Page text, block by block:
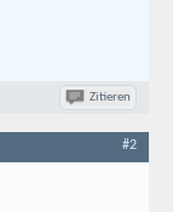
Zitieren
#2